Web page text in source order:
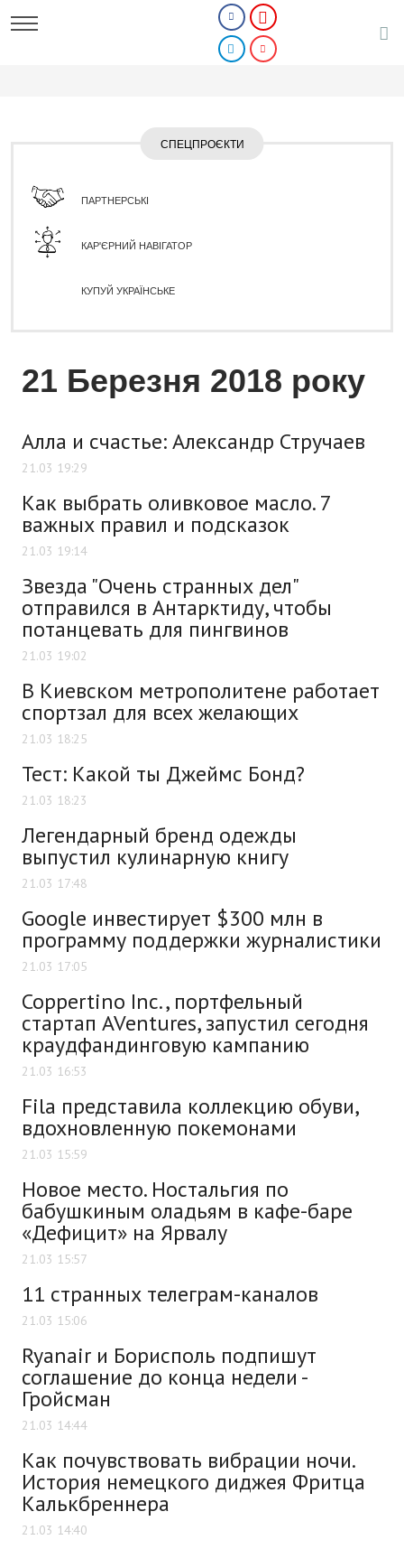
СПЕЦПРОЄКТИ
ПАРТНЕРСЬКІ
КАР'ЄРНИЙ НАВІГАТОР
КУПУЙ УКРАЇНСЬКЕ
21 Березня 2018 року
Алла и счастье: Александр Стручаев
21.03 19:29
Как выбрать оливковое масло. 7
важных правил и подсказок
21.03 19:14
Звезда "Очень странных дел"
отправился в Антарктиду, чтобы
потанцевать для пингвинов
21.03 19:02
В Киевском метрополитене работает
спортзал для всех желающих
21.03 18:25
Тест: Какой ты Джеймс Бонд?
21.03 18:23
Легендарный бренд одежды
выпустил кулинарную книгу
21.03 17:48
Google инвестирует $300 млн в
программу поддержки журналистики
21.03 17:05
Coppertino Inc., портфельный
стартап AVentures, запустил сегодня
краудфандинговую кампанию
21.03 16:53
Fila представила коллекцию обуви,
вдохновленную покемонами
21.03 15:59
Новое место. Ностальгия по
бабушкиным оладьям в кафе-баре
«Дефицит» на Ярвалу
21.03 15:57
11 странных телеграм-каналов
21.03 15:06
Ryanair и Борисполь подпишут
соглашение до конца недели -
Гройсман
21.03 14:44
Как почувствовать вибрации ночи.
История немецкого диджея Фритца
Калькбреннера
21.03 14:40